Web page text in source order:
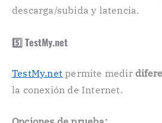
descarga/subida y latencia.
5️⃣ TestMy.net
TestMy.net permite medir
la conexión de Internet.